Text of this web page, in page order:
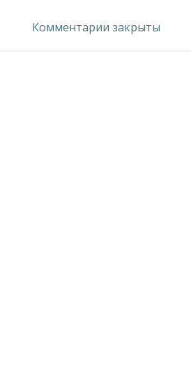
Комментарии закрыты